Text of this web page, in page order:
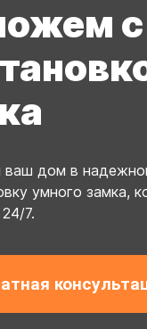
ваш дом в
умного замка,
7.